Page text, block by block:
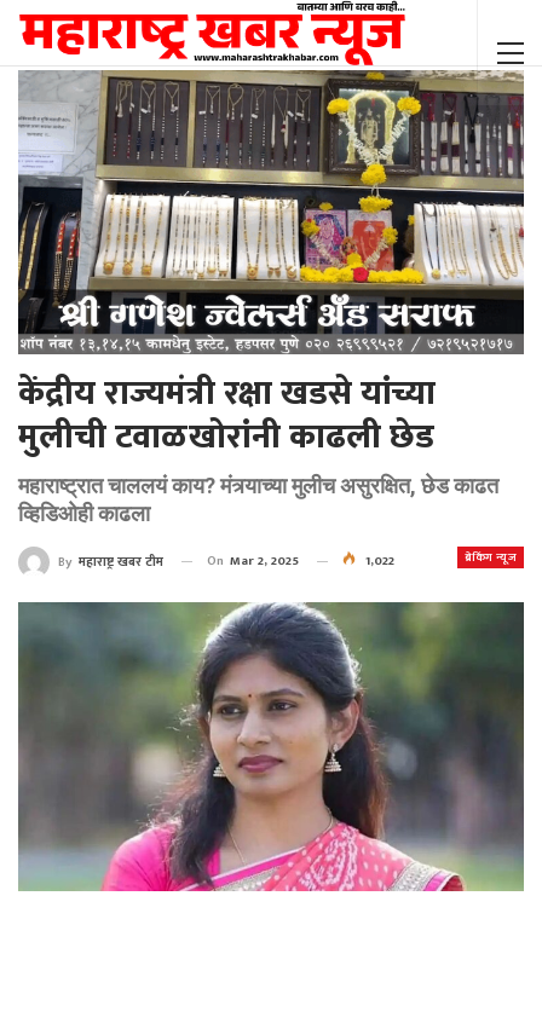
केंद्रीय राज्यमंत्री रक्षा खडसे यांच्या
मुलीची टवाळखोरांनी काढली छेड
महाराष्ट्रात चाललयं काय? मंत्र्याच्या मुलीच असुरक्षित, छेड काढत
व्हिडिओही काढला
ब्रेकिंग न्यूज
By महाराष्ट्र खबर टीम On Mar 2, 2025 1,022